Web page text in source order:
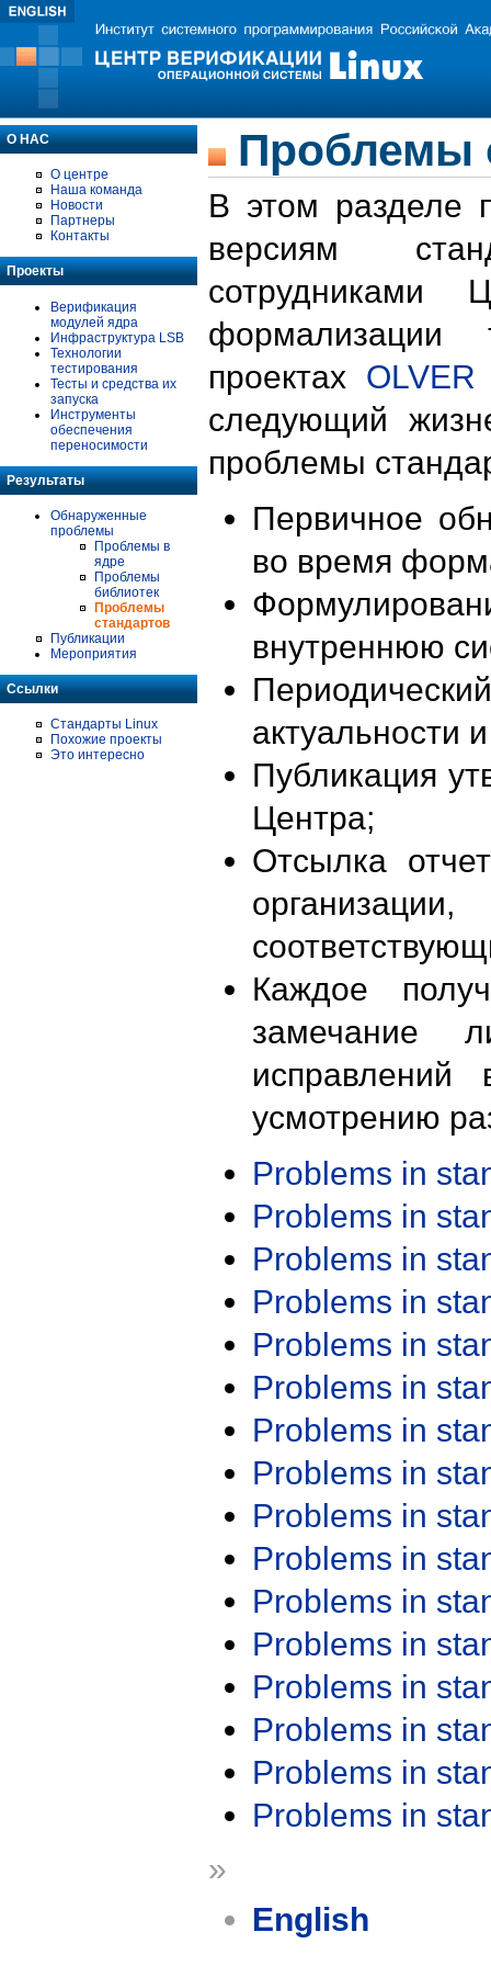
О НАС
О центре
Наша команда
Новости
Партнеры
Контакты
Проекты
Верификация
модулей ядра
Инфраструктура LSB
Технологии
тестирования
Тесты и средства их
запуска
Инструменты
обеспечения
переносимости
Результаты
Обнаруженные
проблемы
Проблемы в
ядре
Проблемы
библиотек
Проблемы
стандартов
Публикации
Мероприятия
Ссылки
Стандарты Linux
Похожие проекты
Это интересно
Проблемы
В этом разделе
версиям
формализации
проектах OLVER
следующий
проблемы
Первичное
во время
внутреннюю
актуальности
Публикация
Центра;
Отсылка
Каждое
замечание
исправлений
усмотрению
Problems in
Problems in
Problems in
Problems in
Problems in
Problems in
Problems in
Problems in
Problems in
Problems in
Problems in
Problems in
Problems in
Problems in
Problems in
Problems in
»
English